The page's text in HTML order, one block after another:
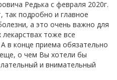
Редька с февраля 2020г.
так подробно и главное
а это очень важно для
тоже все
в конце приема обязательно
о чем Вы хотели бы
и внимательный